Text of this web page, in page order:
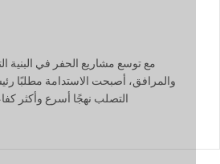
مع توسع مشاريع الحفر في البنية التحتية
والمرافق، أصبحت الاستدامة مطلبًا
التصلب نهجًا أسرع وأكثر كفاءة